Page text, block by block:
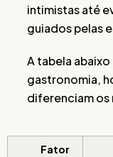
intimistas até
guiados pelas
A tabela
gastronomia,
diferenciam os
Fator